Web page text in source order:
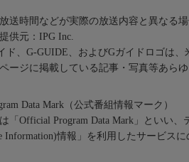
送時間などが実際の放送内容と異なる場
供元：IPG Inc.
ド、G-GUIDE、およびGガイドロゴは
ージに掲載している記事・写真等あら
Data Mark（公式番組情報マーク）
「Official Program Data Mark」といい
Information)情報」を利用したサービス